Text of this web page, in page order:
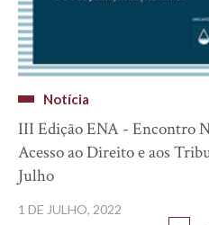
Notícia
III Edição ENA - Encontro
Acesso ao Direito e aos
Julho
1 DE JULHO, 2022